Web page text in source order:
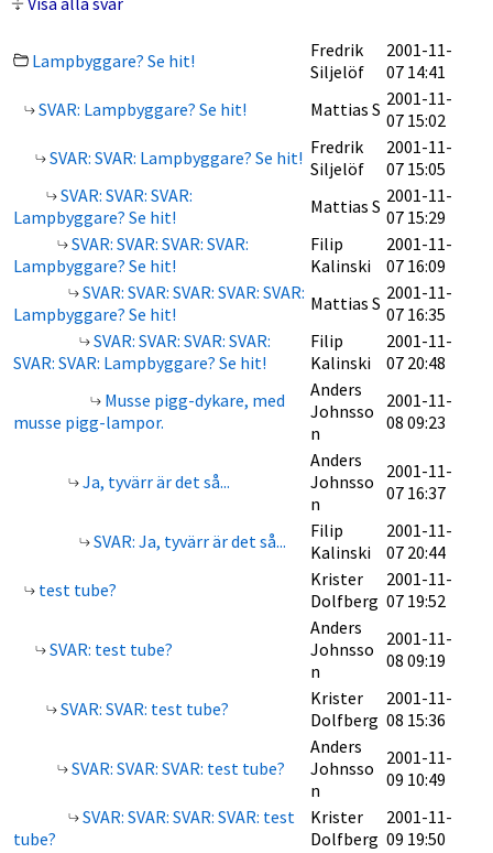
Lampbyggare? Se hit!
Fredrik
Siljelöf
2001-11-
07 14:41
SVAR: Lampbyggare? Se hit!
Mattias S 2001-11-
07 15:02
SVAR: SVAR: Lampbyggare? Se hit! Fredrik
Siljelöf
2001-11-
07 15:05
SVAR: SVAR: SVAR:
Lampbyggare? Se hit!
Mattias S 2001-11-
07 15:29
SVAR: SVAR: SVAR: SVAR:
Lampbyggare? Se hit!
Filip
Kalinski
2001-11-
07 16:09
SVAR: SVAR: SVAR: SVAR: SVAR:
Lampbyggare? Se hit!
Mattias S 2001-11-
07 16:35
SVAR: SVAR: SVAR: SVAR:
SVAR: SVAR: Lampbyggare? Se hit!
Filip
Kalinski
2001-11-
07 20:48
Musse pigg-dykare, med
musse pigg-lampor.
Anders
Johnsso
n
2001-11-
08 09:23
Ja, tyvärr är det så...
Anders
Johnsso
n
2001-11-
07 16:37
SVAR: Ja, tyvärr är det så...
Filip
Kalinski
2001-11-
07 20:44
test tube?
Krister
Dolfberg
2001-11-
07 19:52
SVAR: test tube?
Anders
Johnsso
n
2001-11-
08 09:19
SVAR: SVAR: test tube?
Krister
Dolfberg
2001-11-
08 15:36
SVAR: SVAR: SVAR: test tube?
Anders
Johnsso
n
2001-11-
09 10:49
SVAR: SVAR: SVAR: SVAR: test
tube?
Krister
Dolfberg
2001-11-
09 19:50